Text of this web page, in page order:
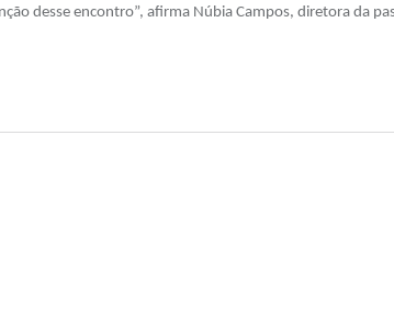
desse encontro”, afirma Núbia Campos, diretora da